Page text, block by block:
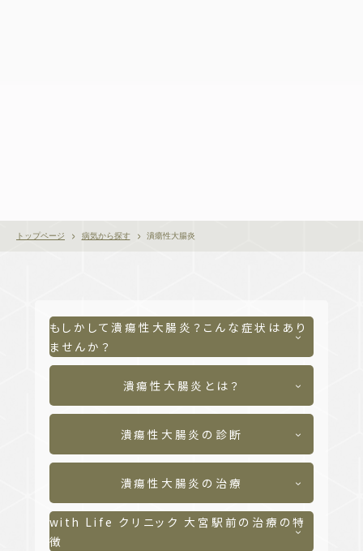
トップページ 病気から探す 潰瘍性大腸炎
もしかして潰瘍性大腸炎？こんな症状はあり
ませんか？
潰瘍性大腸炎とは？
潰瘍性大腸炎の診断
潰瘍性大腸炎の治療
with Life クリニック 大宮駅前の治療の特
徴